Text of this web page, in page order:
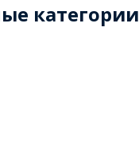
категории